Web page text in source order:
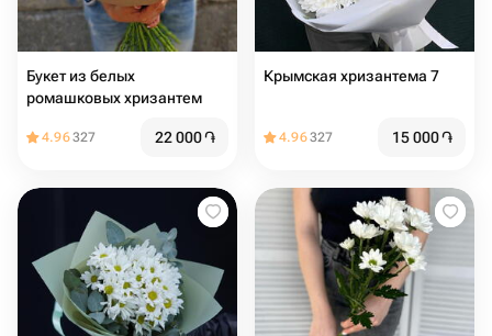
Букет из белых
ромашковых хризантем
4.96327 22 000֏
Крымская хризантема 7
4.96327 15 000֏